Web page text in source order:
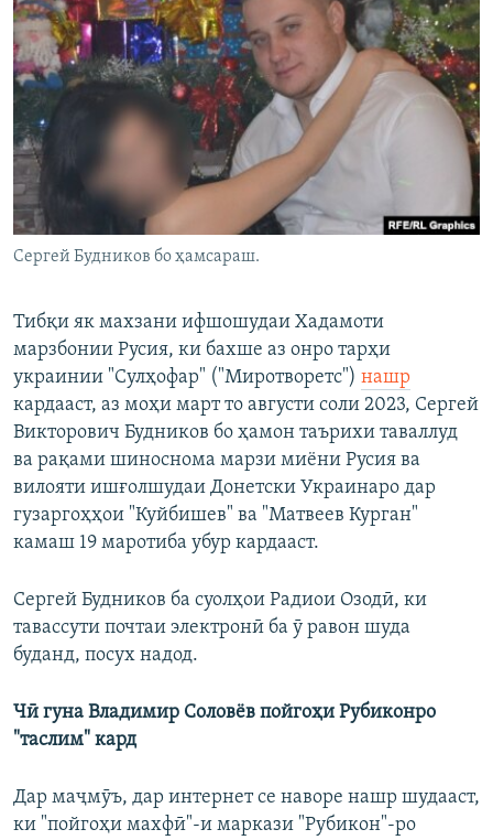
Сергей Будников бо ҳамсараш.
Тибқи як махзани ифшошудаи Хадамоти
марзбонии Русия, ки бахше аз онро тарҳи
украинии "Сулҳофар" ("Миротворетс") нашр
кардааст, аз моҳи март то августи соли 2023, Сергей
Викторович Будников бо ҳамон таърихи таваллуд
ва рақами шиноснома марзи миёни Русия ва
вилояти ишғолшудаи Донетски Украинаро дар
гузаргоҳҳои "Куйбишев" ва "Матвеев Курган"
камаш 19 маротиба убур кардааст.
Сергей Будников ба суолҳои Радиои Озодӣ, ки
тавассути почтаи электронӣ ба ӯ равон шуда
буданд, посух надод.
Чӣ гуна Владимир Соловёв пойгоҳи Рубиконро
"таслим" кард
Дар маҷмӯъ, дар интернет се наворе нашр шудааст,
ки "пойгоҳи махфӣ"-и маркази "Рубикон"-ро